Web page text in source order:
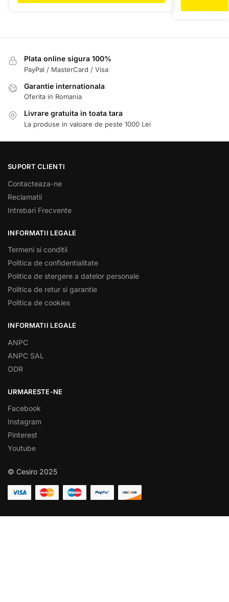
Plata online sigura 100%
PayPal / MasterCard / Visa
Garantie internationala
Oferita in Romania
Livrare gratuita in toata tara
La produse in valoare de peste 1000 Lei
SUPORT CLIENTI
Contacteaza-ne
Reclamatii
Intrebari Frecvente
INFORMATII LEGALE
Termeni si conditii
Politica de confidentialitate
Politica de stergere a datelor personale
Politica de retur si garantie
Politica de cookies
INFORMATII LEGALE
ANPC
ANPC SAL
ODR
URMARESTE-NE
Facebook
Instagram
Pinterest
Youtube
© Cesiro 2025